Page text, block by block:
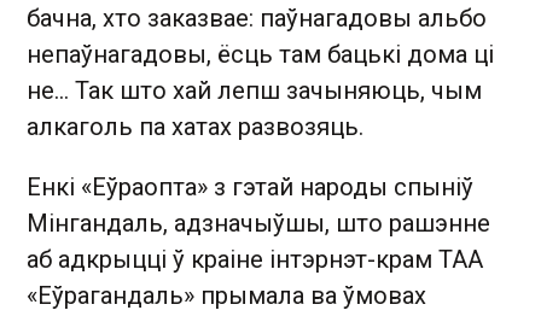
бачна, хто заказвае: паўнагадовы альбо
непаўнагадовы, ёсць там бацькі дома ці
не… Так што хай лепш зачыняюць, чым
алкаголь па хатах развозяць.
Енкі «Еўраопта» з гэтай народы спыніў
Мінгандаль, адзначыўшы, што рашэнне
аб адкрыцці ў краіне інтэрнэт-крам ТАА
«Еўрагандаль» прымала ва ўмовах